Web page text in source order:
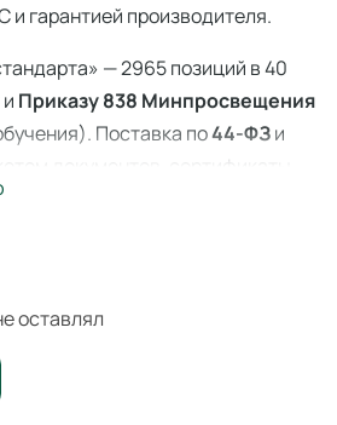
гарантией производителя.
— 2965 позиций в 40
и Приказу 838 Минпросвещения
Поставка по44-ФЗи
документов, сертификаты
Доставка по всей
склада в Ангарске.
пакет ИПП-11
оборудование для
учреждений по ФГОС и
оставлял